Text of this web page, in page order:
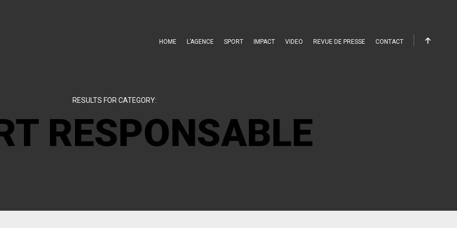
HOME L’AGENCE SPORT IMPACT VIDEO REVUE DE PRESSE CONTACT
RESULTS FOR CATEGORY:
RESPONSABLE